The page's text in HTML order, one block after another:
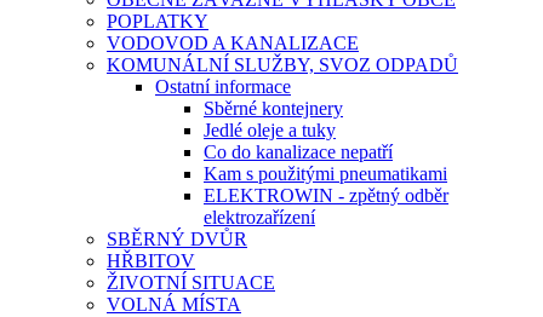
POPLATKY
VODOVOD A KANALIZACE
KOMUNÁLNÍ SLUŽBY, SVOZ ODPADŮ
Ostatní informace
Sběrné kontejnery
Jedlé oleje a tuky
Co do kanalizace nepatří
Kam s použitými pneumatikami
ELEKTROWIN - zpětný odběr
elektrozařízení
SBĚRNÝ DVŮR
HŘBITOV
ŽIVOTNÍ SITUACE
VOLNÁ MÍSTA